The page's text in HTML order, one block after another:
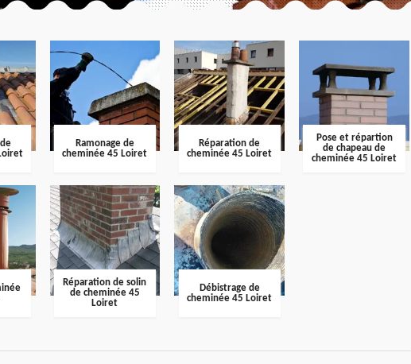
Ramonage de
cheminée 45 Loiret
Réparation de
cheminée 45 Loiret
Pose et répartion
de chapeau de
cheminée 45 Loiret
Réparation de solin
de cheminée 45
Loiret
Débistrage de
cheminée 45 Loiret